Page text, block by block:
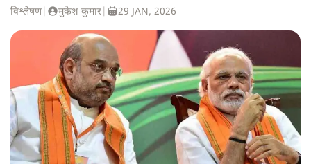
विश्लेषण| मुकेश कुमार 29 JAN, 2026